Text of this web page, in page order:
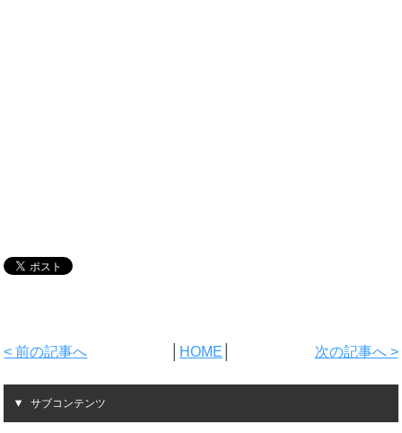
< 前の記事へ HOME 次の記事へ >
サブコンテンツ